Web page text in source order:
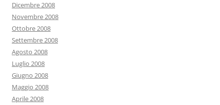
Dicembre 2008
Novembre 2008
Ottobre 2008
Settembre 2008
Agosto 2008
Luglio 2008
Giugno 2008
Maggio 2008
Aprile 2008